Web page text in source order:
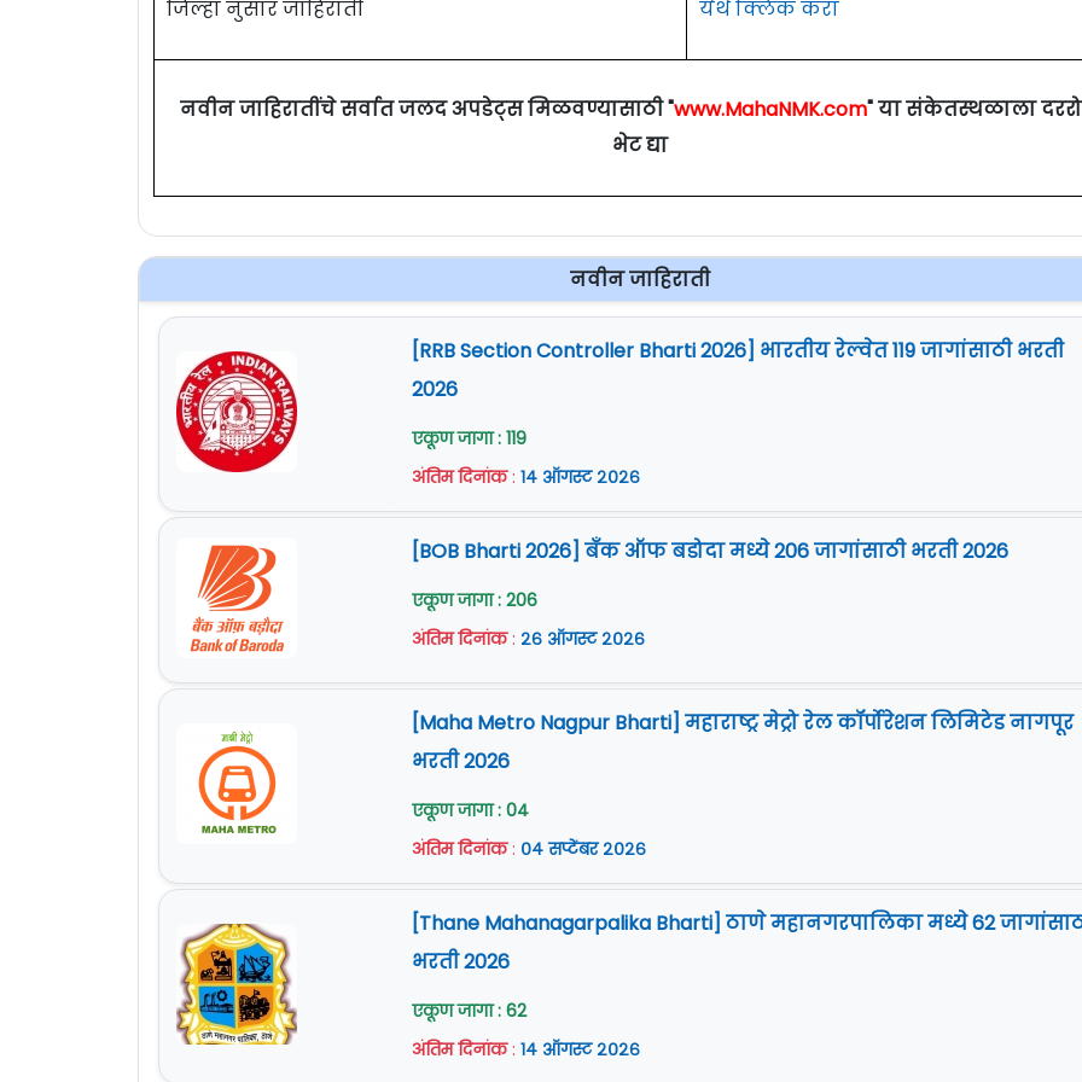
जिल्हा नुसार जाहिराती येथे क्लिक करा
नवीन जाहिरातींचे सर्वात जलद अपडेट्स मिळवण्यासाठी "www.MahaNMK.com" या संकेतस्थळाला
भेट द्या
नवीन जाहिराती
[RRB Section Controller Bharti 2026] भारतीय रेल्वेत 119 जागांसाठी भरती
2026
एकूण जागा : 119
अंतिम दिनांक: १४ ऑगस्ट २०२६
[BOB Bharti 2026] बँक ऑफ बडोदा मध्ये 206 जागांसाठी भरती 2026
एकूण जागा : 206
अंतिम दिनांक: २६ ऑगस्ट २०२६
[Maha Metro Nagpur Bharti] महाराष्ट्र मेट्रो रेल कॉर्पोरेशन लिमिटेड नागपूर
भरती 2026
एकूण जागा : 04
अंतिम दिनांक: ०४ सप्टेंबर २०२६
[Thane Mahanagarpalika Bharti] ठाणे महानगरपालिका मध्ये 62
भरती 2026
एकूण जागा : 62
अंतिम दिनांक: १४ ऑगस्ट २०२६